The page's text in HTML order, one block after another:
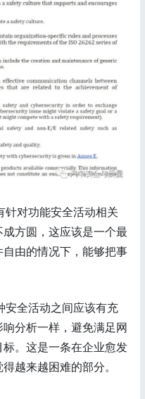
对功能安全活动相关
方圆，这应该是一个最
由的情况下，能够把事
安全活动之间应该有充
分析一样，避免满足网
。这是一条在企业愈发
越来越困难的部分。